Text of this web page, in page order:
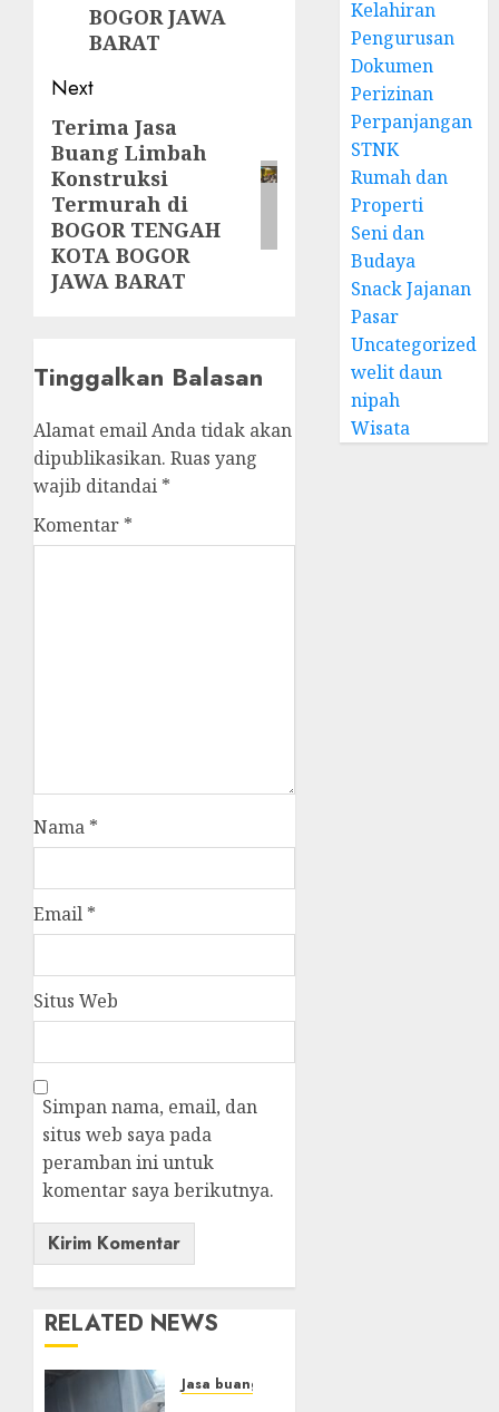
BOGOR JAWA
BARAT
Next
Next
post:
Terima Jasa
Buang Limbah
Konstruksi
Termurah di
BOGOR TENGAH
KOTA BOGOR
JAWA BARAT
Tinggalkan Balasan
Alamat email Anda tidak akan
dipublikasikan. Ruas yang
wajib ditandai *
Komentar *
Nama *
Email *
Situs Web
Simpan nama, email, dan
situs web saya pada
peramban ini untuk
komentar saya berikutnya.
RELATED NEWS
Jasa buang puing
Kelahiran
Pengurusan
Dokumen
Perizinan
Perpanjangan
STNK
Rumah dan
Properti
Seni dan
Budaya
Snack Jajanan
Pasar
Uncategorized
welit daun
nipah
Wisata